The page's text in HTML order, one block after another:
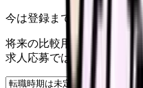
今は登録までしない人向け
将来の比較用に、転職時期
求人応募ではありません。